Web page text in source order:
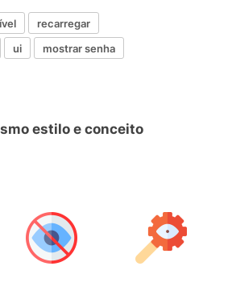
recarregar
ui
mostrar senha
estilo e conceito